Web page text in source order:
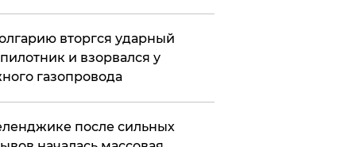
вторгся ударный
и взорвался у
газопровода
после сильных